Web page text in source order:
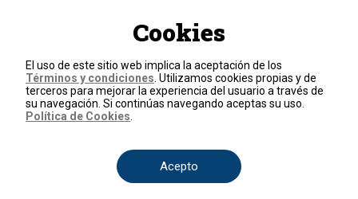
Política de cookies
Términos y condiciones
© 2026, RCN Medios.
Todos los derechos reservados.
Cookies
El uso de este sitio web implica la aceptación de los
Términos y condiciones . Utilizamos cookies propias y de
terceros para mejorar la experiencia del usuario a través de
su navegación. Si continúas navegando aceptas su uso.
Política de Cookies
Acepto